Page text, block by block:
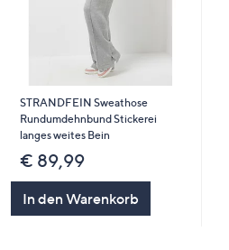
STRANDFEIN Sweathose
Rundumdehnbund Stickerei
langes weites Bein
€ 89,99
In den Warenkorb